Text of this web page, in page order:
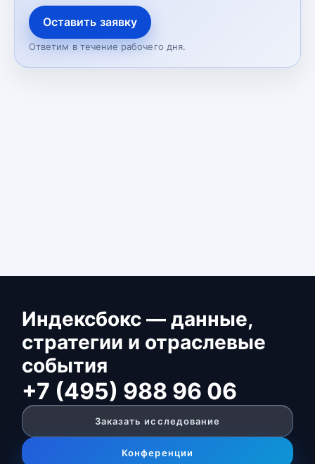
Оставить заявку
Ответим в течение рабочего дня.
Индексбокс — данные,
стратегии и отраслевые
события
+7 (495) 988 96 06
Заказать исследование
Конференции